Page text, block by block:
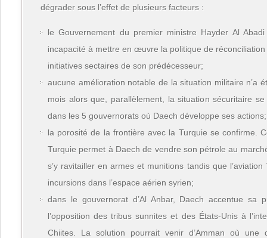
dégrader sous l’effet de plusieurs facteurs :
le Gouvernement du premier ministre Hayder Al
incapacité à mettre en œuvre la politique de
initiatives sectaires de son prédécesseur;
aucune amélioration notable de la situation militaire n’a
mois alors que, parallèlement, la situation sécuritaire
dans les 5 gouvernorats où Daech développe ses actions;
la porosité de la frontière avec la Turquie se confirme.
Turquie permet à Daech de vendre son pétrole au
s’y ravitailler en armes et munitions tandis que
incursions dans l’espace aérien syrien;
dans le gouvernorat d’Al Anbar, Daech accentue sa
l’opposition des tribus sunnites et des États-Unis à
Chiites. La solution pourrait venir d’Amman où une